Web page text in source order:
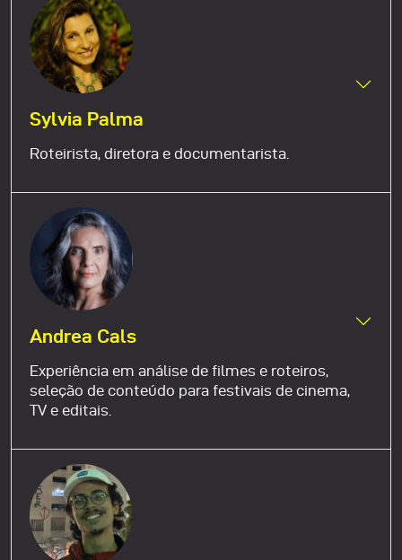
Sylvia Palma
Roteirista, diretora e documentarista.
Andrea Cals
Experiência em análise de filmes e roteiros,
seleção de conteúdo para festivais de cinema,
TV e editais.